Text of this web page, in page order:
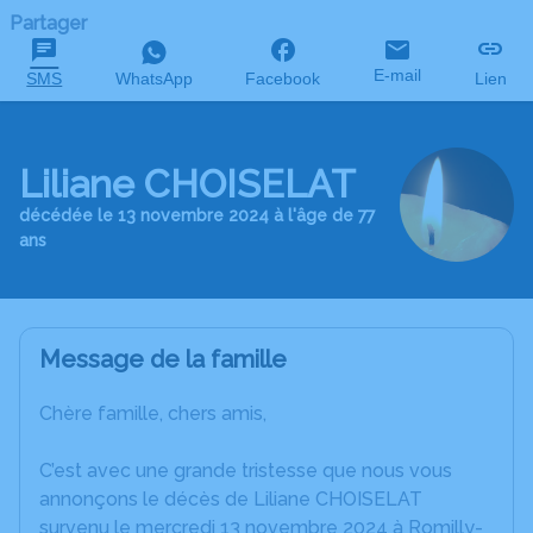
Partager
SMS WhatsApp Facebook E-mail Lien
Liliane CHOISELAT
décédée le 13 novembre 2024 à l'âge de 77
ans
Message de la famille
Chère famille, chers amis,
C’est avec une grande tristesse que nous vous
annonçons le décès de Liliane CHOISELAT
survenu le mercredi 13 novembre 2024 à Romilly-